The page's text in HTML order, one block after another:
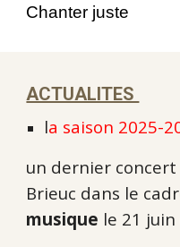
Chanter juste
ACTUALITES
la saison 2025-
un dernier
Brieuc dans le
musique le 21